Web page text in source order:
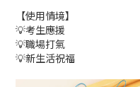
【使用情境】
💡考生應援
💡職場打氣
💡新生活祝福